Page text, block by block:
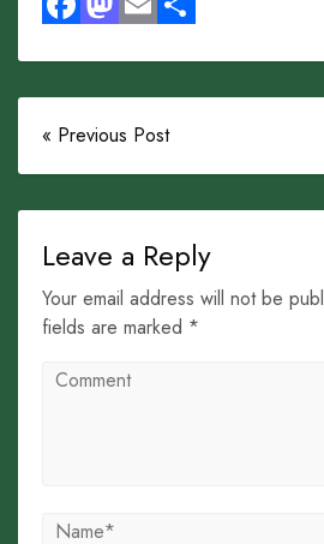
« Previous Post
Leave a Reply
Your email address will not be
fields are marked *